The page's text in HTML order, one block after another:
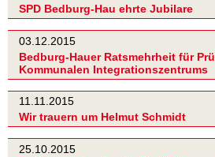
SPD Bedburg-Hau ehrte Jubilare
03.12.2015
Bedburg-Hauer Ratsmehrheit für
Kommunalen Integrationszentrums
11.11.2015
Wir trauern um Helmut Schmidt
25.10.2015